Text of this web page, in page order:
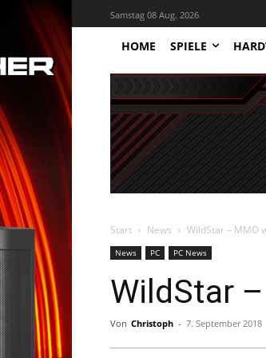
Samstag 08 Aug. 2026
HOME SPIELE
Start News WildStar – MMO
News PC PC News
WildStar
Von Christoph - 7. September 2018